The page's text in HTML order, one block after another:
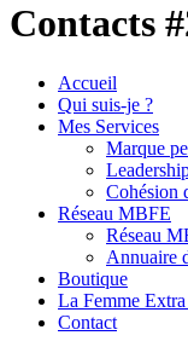
Contacts
Accueil
Qui suis-je ?
Mes Services
Marque
Cohésion
Réseau MBFE
Réseau
Annuaire
Boutique
La Femme
Contact